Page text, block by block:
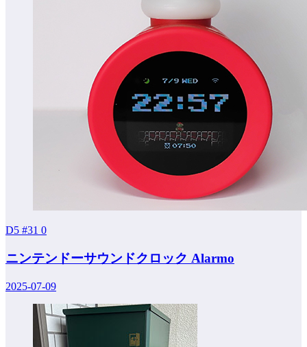
D5 #31 0
ニンテンドーサウンドクロック Alarmo
2025-07-09